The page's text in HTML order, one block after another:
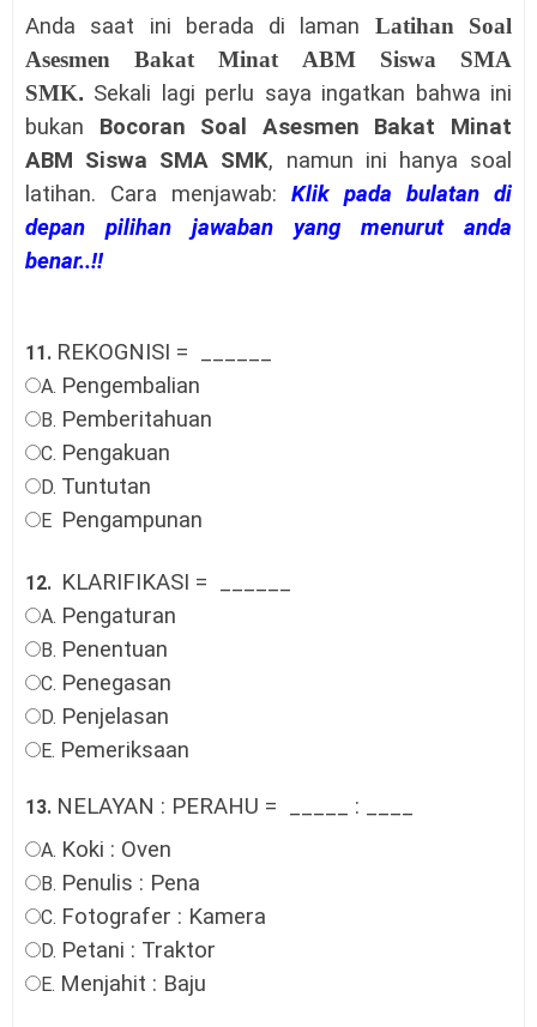
Anda saat ini berada di laman Latihan Soal
Asesmen Bakat Minat ABM Siswa SMA
SMK. Sekali lagi perlu saya ingatkan bahwa ini
bukan Bocoran Soal Asesmen Bakat Minat
ABM Siswa SMA SMK, namun ini hanya soal
latihan. Cara menjawab: Klik pada bulatan di
depan pilihan jawaban yang menurut anda
benar..!!
11. REKOGNISI =
A. Pengembalian
B. Pemberitahuan
C. Pengakuan
D. Tuntutan
E Pengampunan
12. KLARIFIKASI =
A. Pengaturan
B. Penentuan
C. Penegasan
D. Penjelasan
E. Pemeriksaan
13. NELAYAN : PERAHU = _____ : ____
A. Koki : Oven
B. Penulis : Pena
C. Fotografer : Kamera
D. Petani : Traktor
E. Menjahit : Baju